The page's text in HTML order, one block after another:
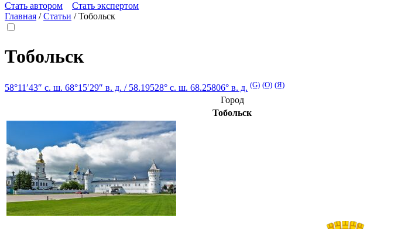
Стать автором
Стать экспертом
Главная /Статьи /Тобольск
Тобольск
58°11′43″ с. ш. 68°15′29″ в. д. / 58.19528° с. ш. 68.25806° в. д. (G) (O) (Я)
Город
Тобольск